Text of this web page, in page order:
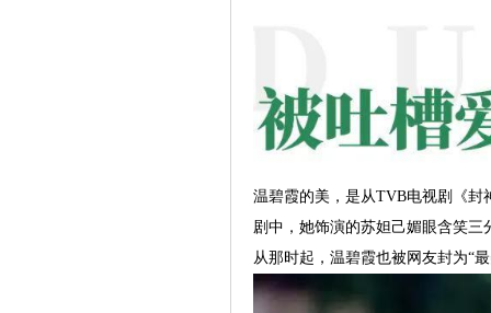
温碧霞的美，是从TVB电视剧《封
剧中，她饰演的苏妲己媚眼含笑
从那时起，温碧霞也被网友封为“